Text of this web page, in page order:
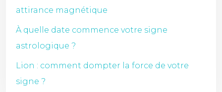
attirance magnétique
À quelle date commence votre signe
astrologique ?
Lion : comment dompter la force de votre
signe ?